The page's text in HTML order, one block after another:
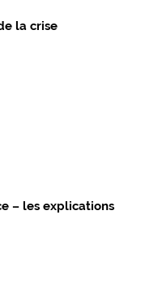
la crise
– les explications